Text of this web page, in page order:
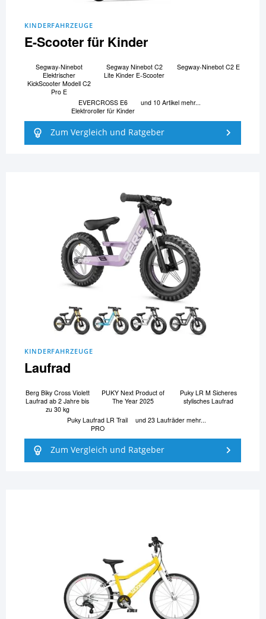
KINDERFAHRZEUGE
E-Scooter für Kinder
Segway-Ninebot
Elektrischer
KickScooter Modell C2
Pro E
Segway Ninebot C2
Lite Kinder E-Scooter
Segway-Ninebot C2 E
EVERCROSS E6
Elektroroller für Kinder
und 10 Artikel mehr...
Zum Vergleich und Ratgeber
KINDERFAHRZEUGE
Laufrad
Berg Biky Cross Violett
Laufrad ab 2 Jahre bis
zu 30 kg
PUKY Next Product of
The Year 2025
Puky LR M Sicheres
stylisches Laufrad
Puky Laufrad LR Trail
PRO
und 23 Laufräder mehr...
Zum Vergleich und Ratgeber